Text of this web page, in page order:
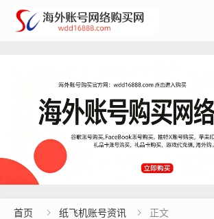
首页  纸飞机账号资讯  正文